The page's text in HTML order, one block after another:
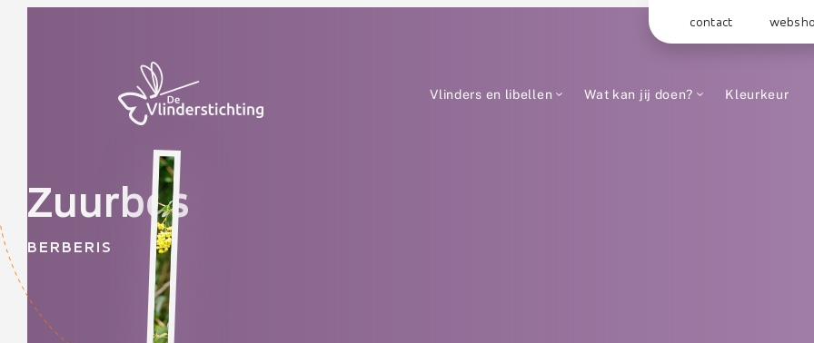
contact
Vlinders en libellen Wat kan jij doen? Kleurkeur
Zuurbes
BERBERIS